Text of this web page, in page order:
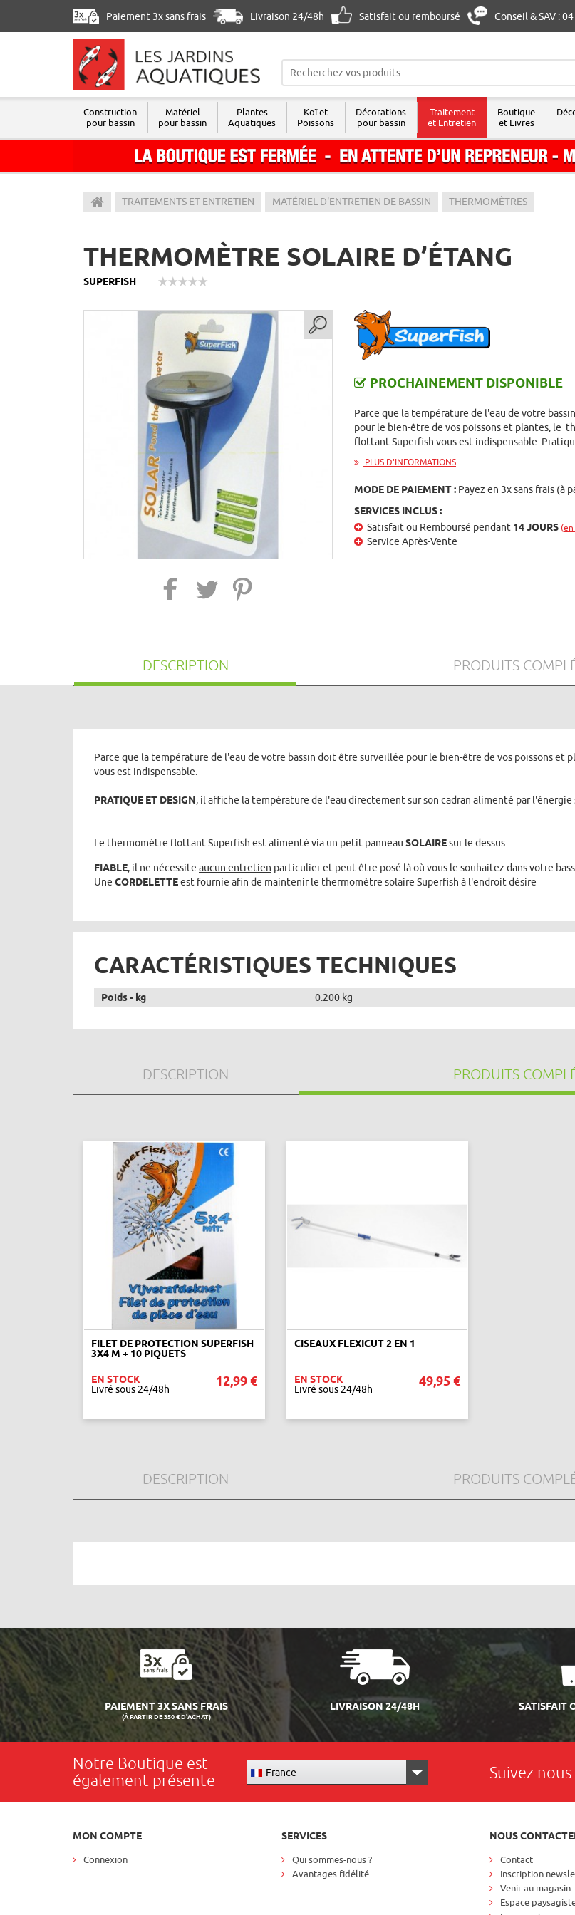
Paiement 3x sans frais Livraison 24/48h Satisfait ou remboursé Conseil & SAV :
Les Jardins Aquatiques
Construction
pour bassin
Matériel
pour bassin
Plantes
Aquatiques
Koï et
Poissons
Décorations
pour bassin
Traitement
et Entretien
Boutique
et Livres
TRAITEMENTS ET ENTRETIEN MATÉRIEL D'ENTRETIEN DE BASSIN THERMOMÈTRES
THERMOMÈTRE SOLAIRE D’ÉTANG
SUPERFISH
PROCHAINEMENT DISPONIBLE
Parce que la température de l'eau de votre
pour le bien-être de vos poissons et plantes, le
flottant Superfish vous est indispensable.
PLUS D'INFORMATIONS
MODE DE PAIEMENT : Payez en 3x sans frais (à
SERVICES INCLUS :
Satisfait ou Remboursé pendant 14 JOURS (en
Service Après-Vente
DESCRIPTION PRODUITS
Parce que la température de l'eau de votre bassin doit être surveillée pour le bien-être de vos poissons et
vous est indispensable.
PRATIQUE ET DESIGN, il affiche la température de l'eau directement sur son cadran alimenté par l'énergie
Le thermomètre flottant Superfish est alimenté via un petit panneau SOLAIREsur le dessus.
FIABLE, il ne nécessite aucun entretien particulier et peut être posé là où vous le souhaitez dans votre
Une CORDELETTEest fournie afin de maintenir le thermomètre solaire Superfish à l'endroit désire
CARACTÉRISTIQUES TECHNIQUES
Poids - kg 0.200 kg
DESCRIPTION PRODUITS
FILET DE PROTECTION SUPERFISH
3X4 M + 10 PIQUETS
EN STOCK
Livré sous 24/48h
12,99 €
CISEAUX FLEXICUT 2 EN 1
EN STOCK
Livré sous 24/48h
49,95 €
DESCRIPTION PRODUITS
PAIEMENT 3X SANS FRAIS
(À PARTIR DE 350 € D'ACHAT)
LIVRAISON 24/48H SATISFAIT
Notre Boutique est
également présente
France Suivez nous
MON COMPTE
Connexion
SERVICES
Qui sommes-nous ?
Avantages fidélité
NOUS
Contact
Inscription
Venir au magasin
Espace